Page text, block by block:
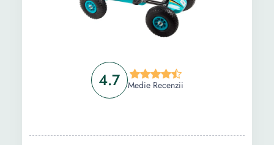
4.7 Medie Recenzii